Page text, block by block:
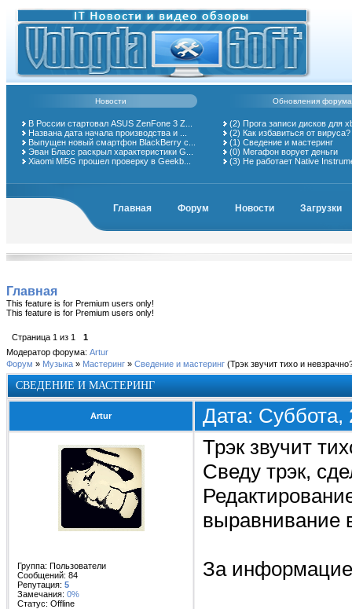
Новости Обновления форума
В России стартовал ASUS ZenFone 3 Z...
Названа дата начала производства и ...
Выпущен новый смартфон BlackBerry с...
Эван Бласс раскрыл характеристики G...
Xiaomi Mi5G прошел проверку в Geekb...
(2) Прога записи дисков для
(2) Как избавиться от вируса?
(1) Сведение и мастеринг
(0) Мегафон ворует деньги
(3) Не работает Native
Главная Форум Новости Загрузки
Главная
This feature is for Premium users only!
This feature is for Premium users only!
Страница 1 из 1
1
Модератор форума: Artur
Форум » Музыка » Мастеринг » Сведение и мастеринг (Трэк звучит тихо и
СВЕДЕНИЕ И МАСТЕРИНГ
Artur Дата:
Группа: Пользователи
Сообщений: 84
Репутация: 5
Замечания: 0%
Статус: Offline
Трэк звучит
Сведу трэк,
выравнивание
За